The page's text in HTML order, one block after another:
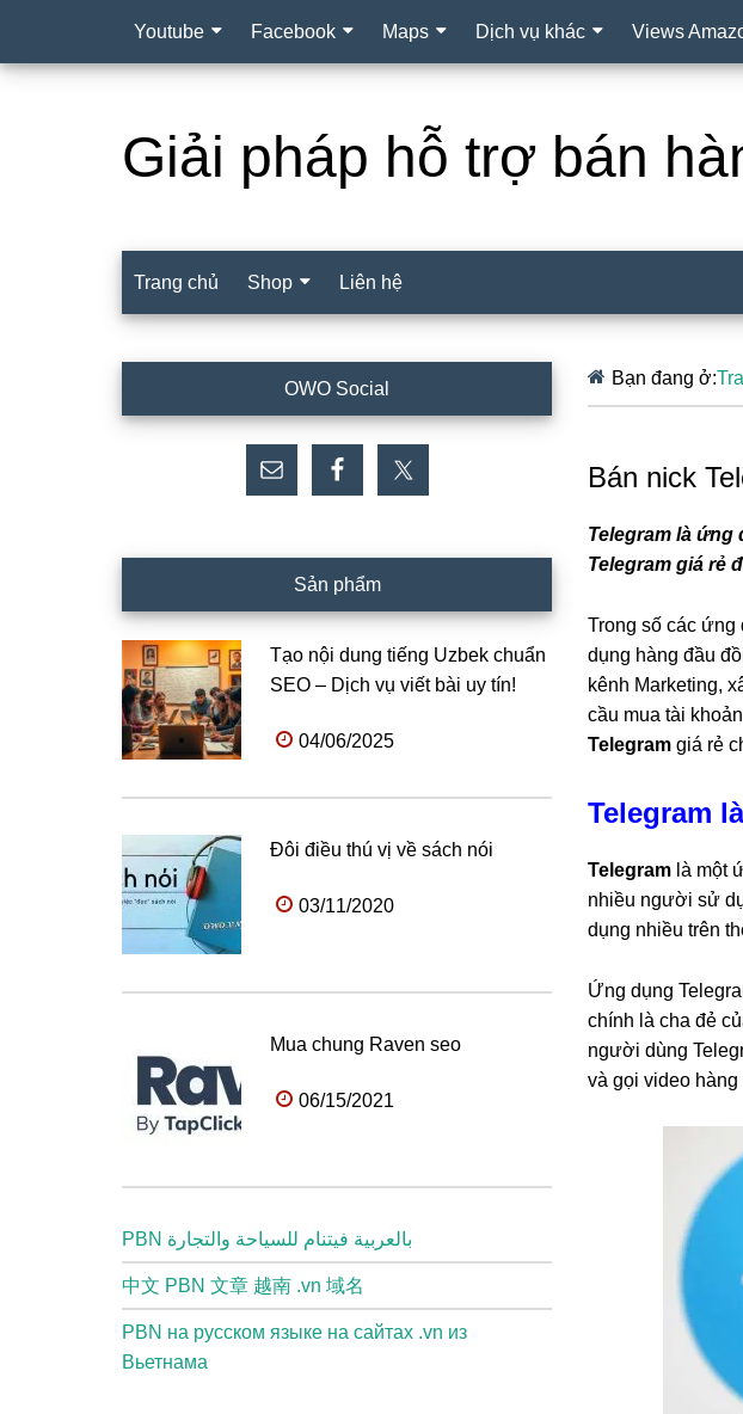
Youtube Facebook Maps Dịch vụ khác Views
Giải pháp hỗ trợ bán
Trang chủ Shop Liên hệ
Bạn đang ở:
Bán nick
Telegram là
Telegram giá rẻ
Trong số các ứng
dụng hàng đầu
kênh Marketing,
cầu mua tài
Telegram giá rẻ
Telegram
Telegram là một
nhiều người sử
dụng nhiều trên
Ứng dụng
chính là cha đẻ
người dùng
và gọi video
chính
OWO Social
Sản phẩm
Tạo nội dung tiếng Uzbek chuẩn
SEO – Dịch vụ viết bài uy tín!
04/06/2025
Đôi điều thú vị về sách nói
03/11/2020
Mua chung Raven seo
06/15/2021
PBN بالعربية فيتنام للسياحة والتجارة
中文 PBN 文章 越南 .vn 域名
PBN на русском языке на сайтах .vn из
Вьетнама